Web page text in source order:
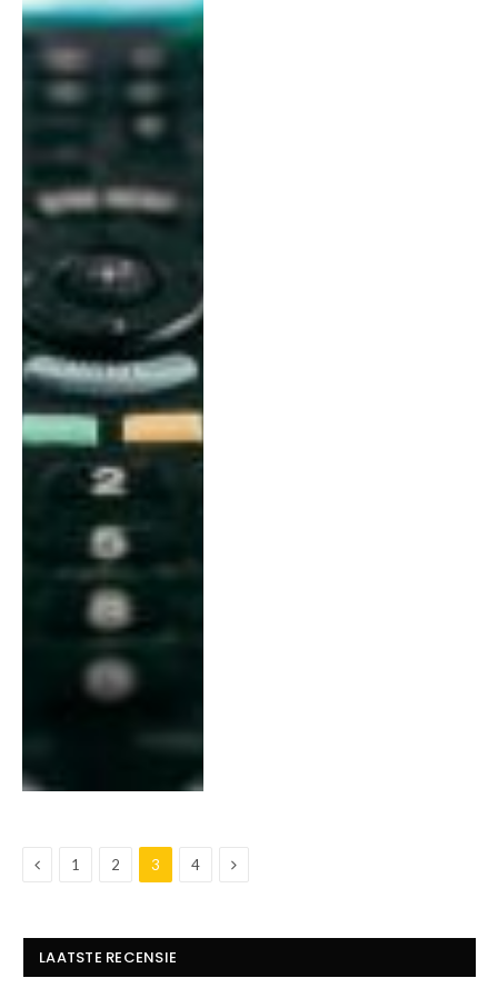
Previous
1 2 3 4 Next
LAATSTE RECENSIE